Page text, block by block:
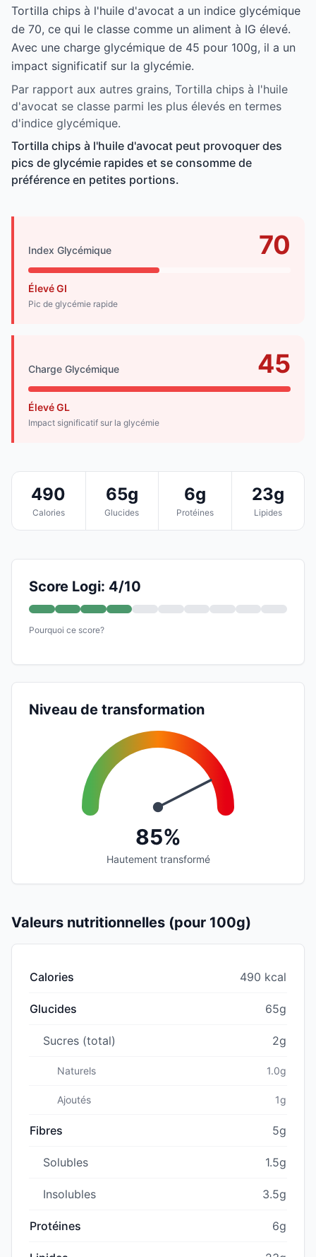
Tortilla chips à l'huile d'avocat a un indice glycémique
de 70, ce qui le classe comme un aliment à IG élevé.
Avec une charge glycémique de 45 pour 100g, il a un
impact significatif sur la glycémie.
Par rapport aux autres grains, Tortilla chips à l'huile
d'avocat se classe parmi les plus élevés en termes
d'indice glycémique.
Tortilla chips à l'huile d'avocat peut provoquer des
pics de glycémie rapides et se consomme de
préférence en petites portions.
Index Glycémique 70
Élevé GI
Pic de glycémie rapide
Charge Glycémique 45
Élevé GL
Impact significatif sur la glycémie
490
Calories
65g
Glucides
6g
Protéines
23g
Lipides
Score Logi: 4/10
Pourquoi ce score?
Niveau de transformation
85%
Hautement transformé
Valeurs nutritionnelles (pour 100g)
Calories 490 kcal
Glucides 65g
Sucres (total) 2g
Naturels 1.0g
Ajoutés 1g
Fibres 5g
Solubles 1.5g
Insolubles 3.5g
Protéines 6g